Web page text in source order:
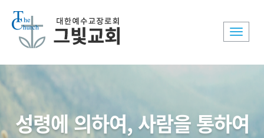
Toggle
성령에 의하여, 사람을 통하여